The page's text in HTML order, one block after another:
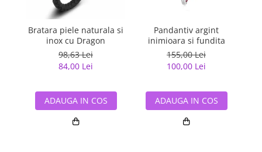
semipretioase
Bijuterii argint placat cu aur
Bijuterii argint cu diverse
Bijuterii de Lux
Bijuterii gotice si rock
Bijuterii Handmade
Bijuterii fantezie
Bijuterii tungsten
Bratara piele naturala si
inox cu Dragon
98,63 Lei
84,00 Lei
ADAUGA IN COS
Pandantiv argint
inimioara si fundita
155,00 Lei
100,00 Lei
ADAUGA IN COS